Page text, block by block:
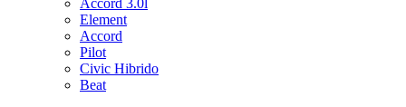
Accord 3.0l
Element
Accord
Pilot
Civic Hibrido
Beat